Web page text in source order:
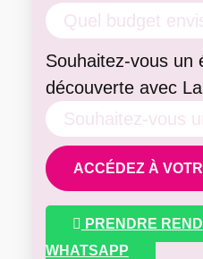
Souhaitez-vous un
découverte avec
ACCÉDEZ À
PRENDRE
WHATSAPP